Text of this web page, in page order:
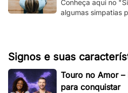
Conheça aqui no
algumas simpatias
Signos e suas
Touro no Amor
para conquistar